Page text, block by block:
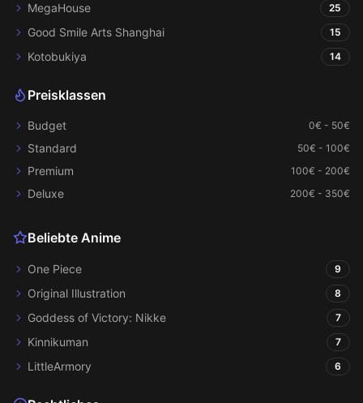
MegaHouse 25
Good Smile Arts Shanghai 15
Kotobukiya 14
Preisklassen
Budget 0€ - 50€
Standard 50€ - 100€
Premium 100€ - 200€
Deluxe 200€ - 350€
Beliebte Anime
One Piece 9
Original Illustration 8
Goddess of Victory: Nikke 7
Kinnikuman 7
LittleArmory 6